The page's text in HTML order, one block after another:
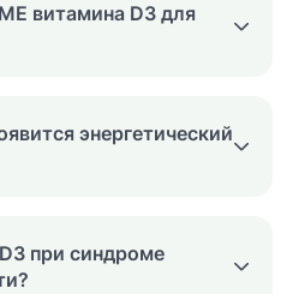
витамина D3 для
энергетический
при синдроме